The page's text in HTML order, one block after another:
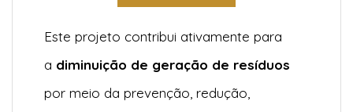
Este projeto contribui ativamente para
a diminuição de geração de resíduos
por meio da prevenção, redução,